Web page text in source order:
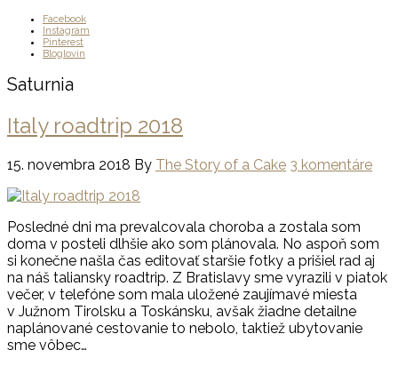
Facebook
Instagram
Pinterest
Bloglovin
Saturnia
Italy roadtrip 2018
15. novembra 2018 By The Story of a Cake 3 komentáre
Posledné dni ma prevalcovala choroba a zostala som
doma v posteli dlhšie ako som plánovala. No aspoň som
si konečne našla čas editovať staršie fotky a prišiel rad aj
na náš taliansky roadtrip. Z Bratislavy sme vyrazili v piatok
večer, v telefóne som mala uložené zaujímavé miesta
v Južnom Tirolsku a Toskánsku, avšak žiadne detailne
naplánované cestovanie to nebolo, taktiež ubytovanie
sme vôbec…